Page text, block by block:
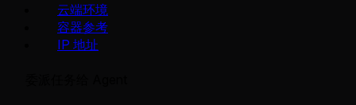
云端环境
容器参考
IP 地址